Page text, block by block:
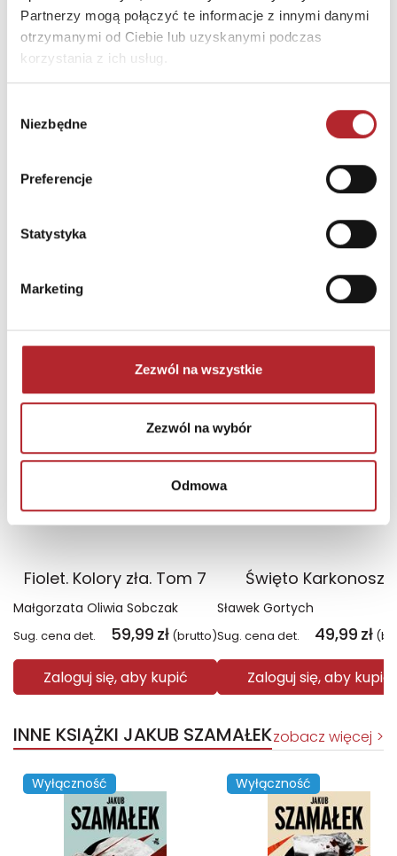
Partnerzy mogą połączyć te informacje z innymi danymi
otrzymanymi od Ciebie lub uzyskanymi podczas
korzystania z ich usług.
zgody
Niezbędne
Preferencje
Statystyka
Marketing
Zezwól na wszystkie
Zezwól na wybór
Odmowa
Brak danych
NAJCZĘŚCIEJ KUPOWANE zobacz więcej
Fiolet. Kolory zła. Tom 7
Małgorzata Oliwia Sobczak
Sug. cena det. 59,99 zł (brutto)
Zaloguj się, aby kupić
Wyłączność
Święto Karkonoszy
Sławek Gortych
Sug. cena det. 49,99 zł
Zaloguj się, aby kupić
INNE KSIĄŻKI JAKUB SZAMAŁEKzobacz więcej
Wyłączność Wyłączność